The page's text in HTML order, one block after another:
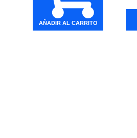
AÑADIR AL CARRITO